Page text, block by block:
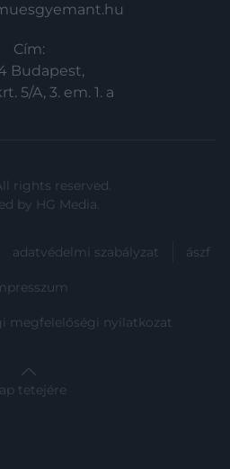
Cím:
Budapest,
5/A, 3. em. 1. a
rights reserved.
by HG Media.
adatvédelmi szabályzat ászf
megfelelőségi nyilatkozat
tetejére